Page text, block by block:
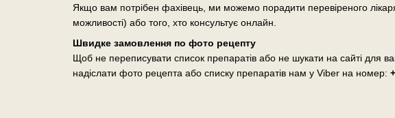
Якщо вам потрібен фахівець, ми можемо порадити перевіреного
можливості) або того, хто консультує онлайн.
Швидке замовлення по фото рецепту
Щоб не переписувати список препаратів або не шукати на сайті для
надіслати фото рецепта або списку препаратів нам у Viber на номер: